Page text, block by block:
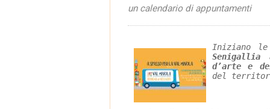
un calendario di appuntamenti
Iniziano
d’arte e
del